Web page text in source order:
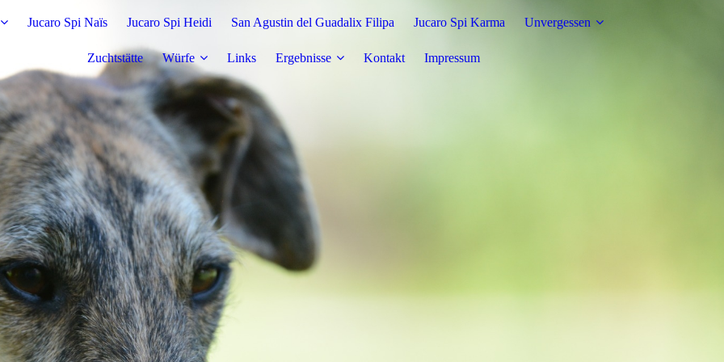
Jucaro Spi Naïs Jucaro Spi Heidi San Agustin del Guadalix Filipa Jucaro Spi Karma Unvergessen
Zuchtstätte Würfe Links Ergebnisse Kontakt Impressum